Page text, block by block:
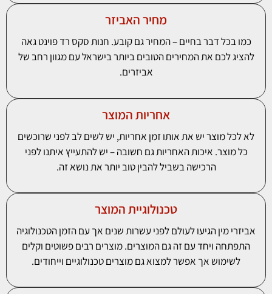
מחיר האביזר
כמו בכל דבר בחיים – המחיר גם קובע. חנות סקס רד פוינט גאה
להציג לכם את המחירים הטובים ביותר בישראל עם מגוון רחב של
אביזרים.
אחריות המוצר
לא לכל מוצר יש את אותו זמן אחריות, יש לשים לב לפני שרוכשים
כל מוצר. איכות האחריות גם חשובה – יש להתעייץ איתנו לפני
הרכישה בשביל להבין טוב יותר את נושא זה.
טכנולוגיית המוצר
אביזרי מין הגיעו לעולם לפני עשרות שנים אך עם הזמן הטכנולוגיה
התפתחה ויחד עם זה גם המוצרים. מוצרים רבים פשוטים וקלים
לשימוש אך אפשר למצוא גם מוצרים טכנולוגיים וייחודים.